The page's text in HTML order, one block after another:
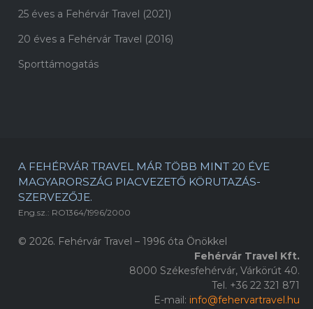
25 éves a Fehérvár Travel (2021)
20 éves a Fehérvár Travel (2016)
Sporttámogatás
A FEHÉRVÁR TRAVEL MÁR TÖBB MINT 20 ÉVE
MAGYARORSZÁG PIACVEZETŐ KÖRUTAZÁS-
SZERVEZŐJE.
Eng.sz.: RO1364/1996/2000
© 2026. Fehérvár Travel – 1996 óta Önökkel
Fehérvár Travel Kft.
8000 Székesfehérvár, Várkörút 40.
Tel. +36 22 321 871
E-mail: info@fehervartravel.hu